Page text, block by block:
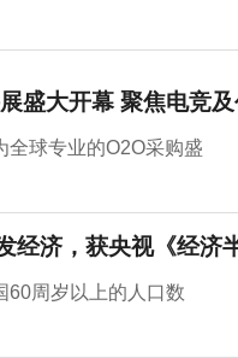
盛大开幕 聚焦电竞
全球专业的O2O采购盛
经济，获央视《经济
60周岁以上的人口数